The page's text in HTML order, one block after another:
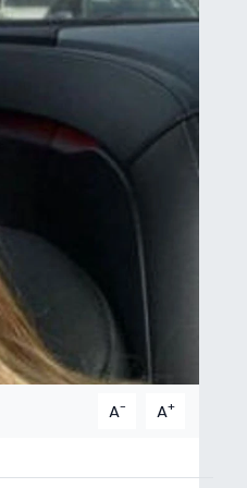
A- A+